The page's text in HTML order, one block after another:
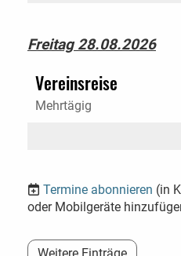
Freitag 28.08.2026
Vereinsreise
Mehrtägig
Termine abonnieren (in
oder Mobilgeräte